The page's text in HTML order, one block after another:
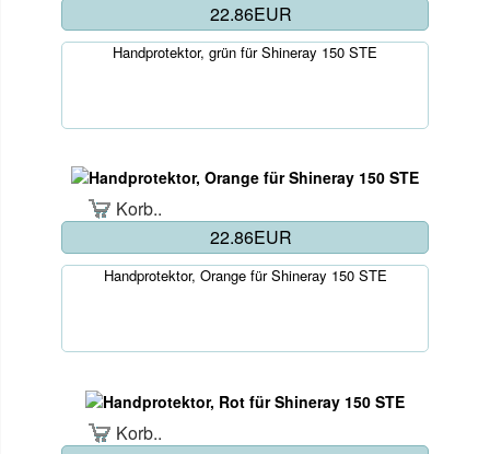
22.86EUR
Handprotektor, grün für Shineray 150 STE
Korb..
22.86EUR
Handprotektor, Orange für Shineray 150 STE
Korb..